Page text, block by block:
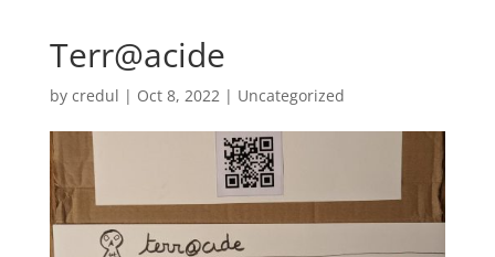
Terr@acide
by credul | Oct 8, 2022| Uncategorized